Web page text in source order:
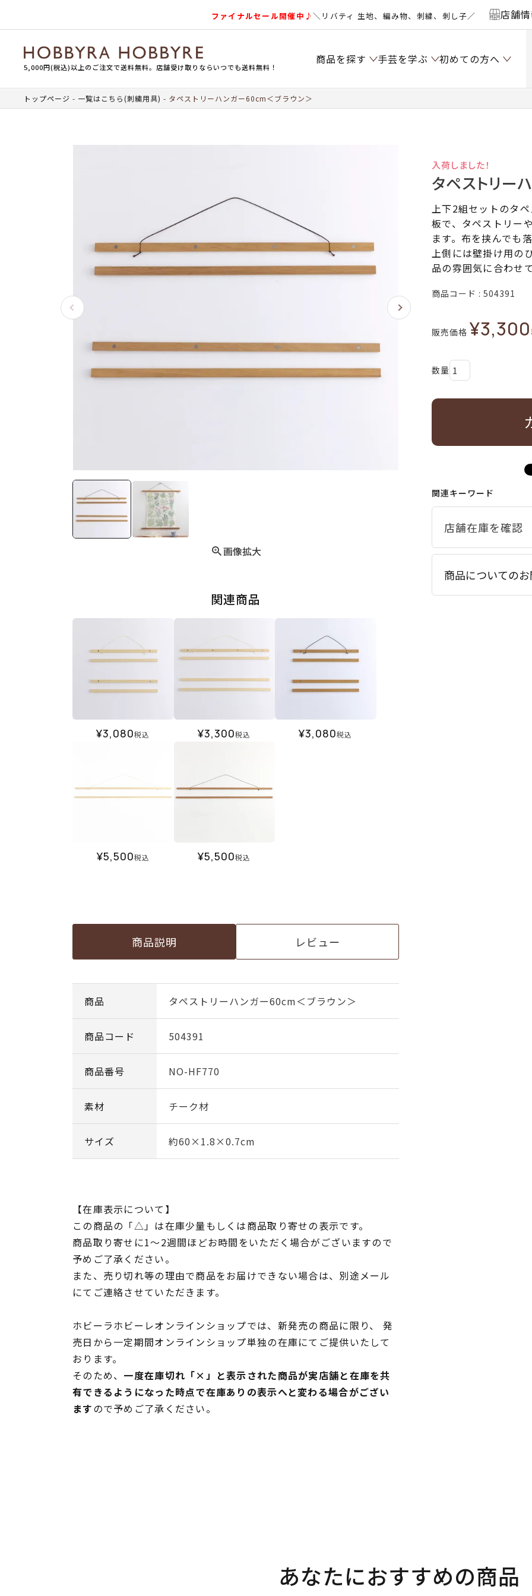
ファイナルセール開催中♪＼リバティ 生地、編み物、刺繍、刺し子／ 店舗
5,000円(税込)以上のご注文で送料無料。店舗受け取りならいつでも送料無料！
商品を探す 手芸を学ぶ 初めての方へ
トップページ 一覧はこちら(刺繍用具) タペストリーハンガー60cm＜ブラウン＞
画像拡大
関連商品
¥3,080税込 ¥3,300税込 ¥3,080税込
¥5,500税込 ¥5,500税込
商品説明 レビュー
商品 タペストリーハンガー60cm＜ブラウン＞
商品コード 504391
商品番号 NO-HF770
素材 チーク材
サイズ 約60×1.8×0.7cm
【在庫表示について】
この商品の「△」は在庫少量もしくは商品取り寄せの表示です。
商品取り寄せに1～2週間ほどお時間をいただく場合がございますので
予めご了承ください。
また、売り切れ等の理由で商品をお届けできない場合は、別途メール
にてご連絡させていただきます。
ホビーラホビーレオンラインショップでは、新発売の商品に限り、 発
売日から一定期間オンラインショップ単独の在庫にてご提供いたして
おります。
そのため、 一度在庫切れ「×」と表示された商品が実店舗と在庫を共
有できるようになった時点で在庫ありの表示へと変わる場合がござい
ますので予めご了承ください。
入荷しました！
タペストリー
上下2組セットのタ
板で、タペストリー
ます。布を挟んでも
上側には壁掛け用の
品の雰囲気に合わせ
商品コード 504391
販売価格 ¥3,300
関連キーワード
商品についての
あなたにおすすめの商品